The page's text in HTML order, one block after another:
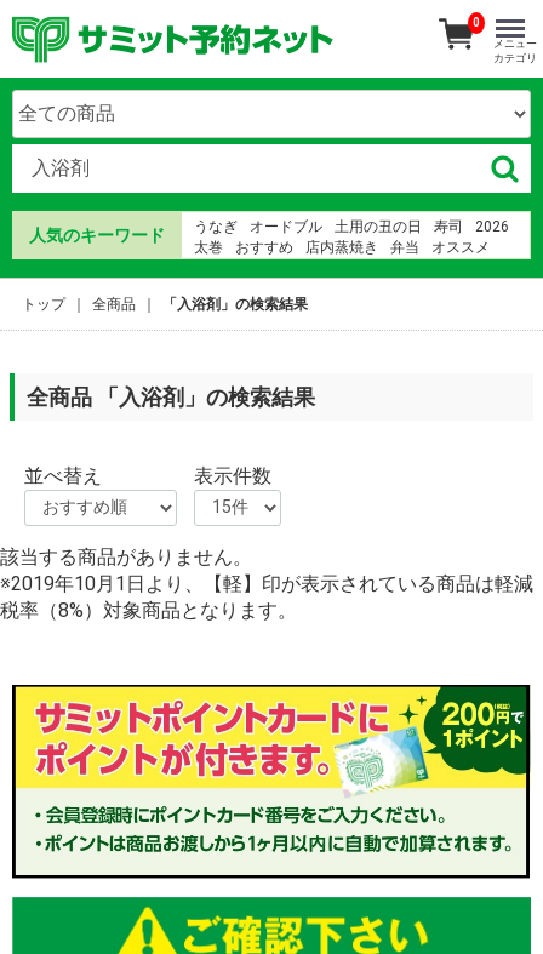
人気のキーワード うなぎ オードブル 土用の丑の日 寿司
2026
太巻
おすすめ 店内蒸焼き 弁当
オススメ
ウナギ
0
メニュー
カテゴリ
トップ 全商品 「入浴剤」の検索結果
全商品 「入浴剤」の検索結果
並べ替え 表示件数
該当する商品がありません。
※2019年10月1日より、【軽】印が表示されている商品は軽減
税率（8%）対象商品となります。